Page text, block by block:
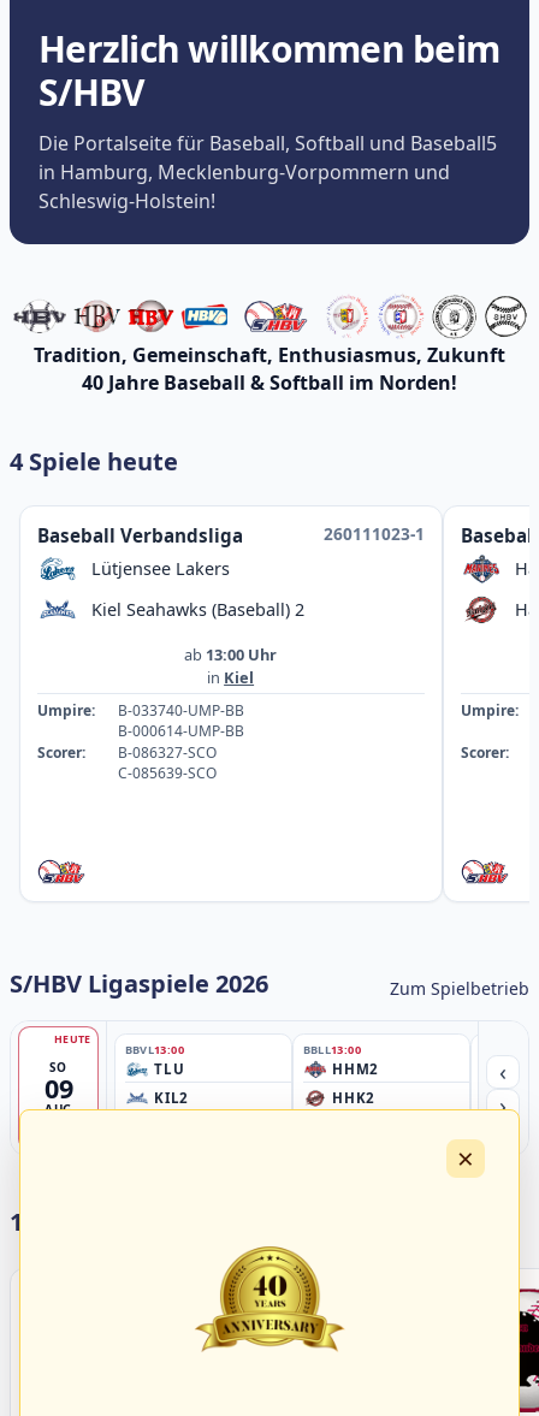
Herzlich willkommen beim
S/HBV
Die Portalseite für Baseball, Softball und Baseball5
in Hamburg, Mecklenburg-Vorpommern und
Schleswig-Holstein!
Tradition, Gemeinschaft, Enthusiasmus, Zukunft
40 Jahre Baseball & Softball im Norden!
4 Spiele heute
Baseball Verbandsliga
260111023-1
Lütjensee Lakers
Kiel Seahawks (Baseball) 2
ab 13:00 Uhr
in Kiel
Umpire:
B-033740-UMP-BB
B-000614-UMP-BB
Scorer:
B-086327-SCO
C-085639-SCO
Umpire:
Scorer:
S/HBV Ligaspiele 2026 Zum Spielbetrieb
SO
09
AUG
HEUTE
BBVL13:00
TLU
KIL2
BBLL13:00
HHM2
HHK2
Ballpark
‹
›
17 Vereine im S/HBV
×